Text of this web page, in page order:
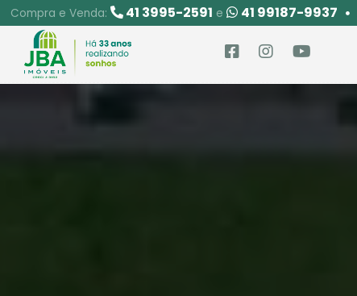
Compra e Venda: 41 3995-2591 e 41 99187-9937